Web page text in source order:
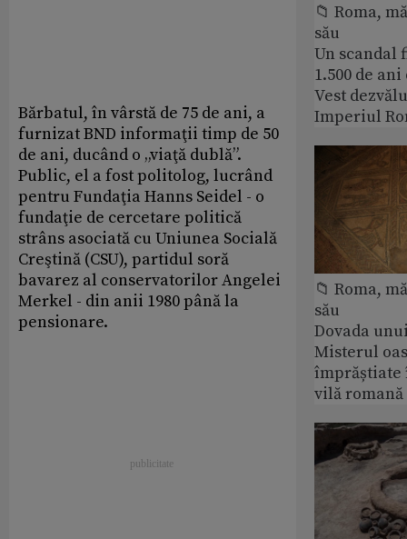
Bărbatul, în vârstă de 75 de ani, a
furnizat BND informaţii timp de 50
de ani, ducând o „viaţă dublă”.
Public, el a fost politolog, lucrând
pentru Fundaţia Hanns Seidel - o
fundaţie de cercetare politică
strâns asociată cu Uniunea Socială
Creştină (CSU), partidul soră
bavarez al conservatorilor Angelei
Merkel - din anii 1980 până la
pensionare.
📁 Roma,
său
Un scandal
1.500 de
Vest
Imperiul
📁 Roma,
său
Dovada
Misterul
împrăștiate
vilă romană